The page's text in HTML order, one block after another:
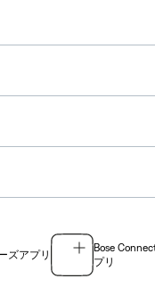
ズアプリ
Bose
プリ